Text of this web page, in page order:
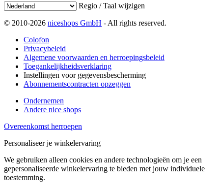
Regio / Taal wijzigen
© 2010-2026 niceshops GmbH - All rights reserved.
Colofon
Privacybeleid
Algemene voorwaarden en herroepingsbeleid
Toegankelijkheidsverklaring
Instellingen voor gegevensbescherming
Abonnementscontracten opzeggen
Ondernemen
Andere nice shops
Overeenkomst herroepen
Personaliseer je winkelervaring
We gebruiken alleen cookies en andere technologieën om je een
gepersonaliseerde winkelervaring te bieden met jouw individuele
toestemming.